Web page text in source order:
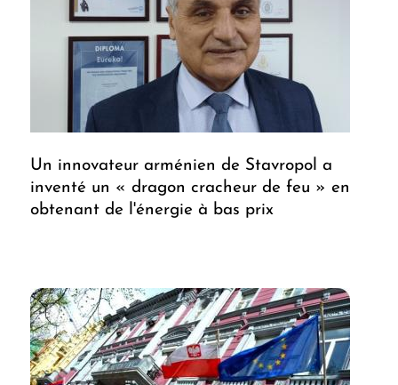
Un innovateur arménien de Stavropol a
inventé un « dragon cracheur de feu » en
obtenant de l'énergie à bas prix